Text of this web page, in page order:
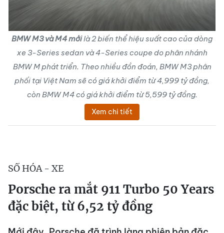
BMW M3 và M4 mớilà 2 biến thể hiệu suất cao của dòng
xe 3-Series sedan và 4-Series coupe do phân nhánh
BMW M phát triển. Theo nhiều đồn đoán, BMW M3 phân
phối tại Việt Nam sẽ có giá khởi điểm từ 4,999 tỷ đồng,
còn BMW M4 có giá khởi điểm từ 5,599 tỷ đồng.
Xem chi tiết
SỐ HÓA - XE
Porsche ra mắt 911 Turbo 50 Years
đặc biệt, từ 6,52 tỷ đồng